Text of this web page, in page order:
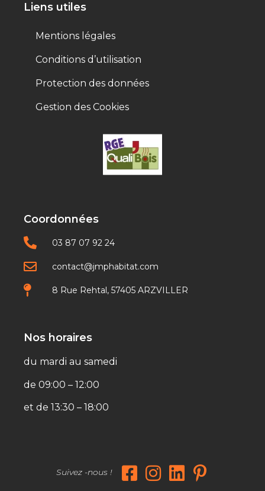
Liens utiles
Mentions légales
Conditions d’utilisation
Protection des données
Gestion des Cookies
Coordonnées
03 87 07 92 24
contact@jmphabitat.com
8 Rue Rehtal, 57405 ARZVILLER
Nos horaires
du mardi au samedi
de 09:00 – 12:00
et de 13:30 – 18:00
Suivez -nous !